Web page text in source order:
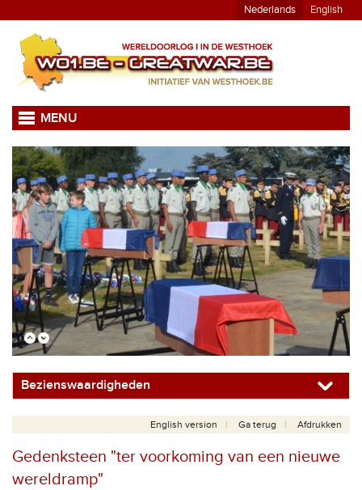
Nederlands English
MENU
Bezienswaardigheden
English version Ga terug Afdrukken
Gedenksteen "ter voorkoming van een nieuwe
wereldramp"